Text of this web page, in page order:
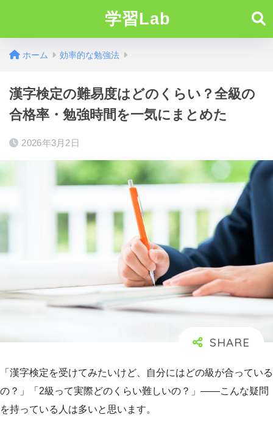
学習Lab
ホーム 効率的な勉強法
漢字検定の難易度はどのくらい？全級の
合格率・勉強時間を一気にまとめた
2026年3月2日
「漢字検定を受けてみたいけど、自分にはどの級が合っている
の？」「2級って実際どのくらい難しいの？」——こんな疑問
を持っている人は多いと思います。